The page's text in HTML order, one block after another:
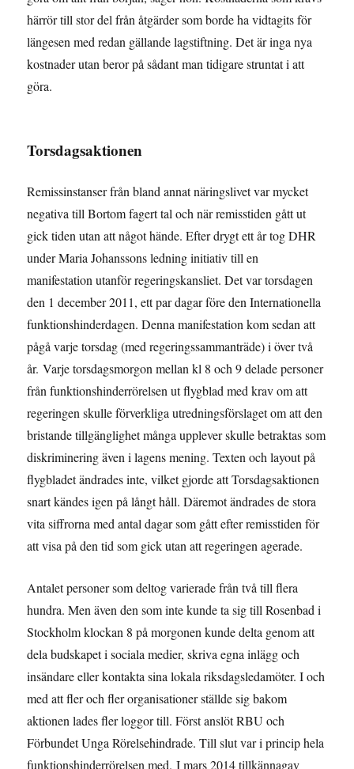
härrör till stor del från åtgärder som borde ha vidtagits för
längesen med redan gällande lagstiftning. Det är inga nya
kostnader utan beror på sådant man tidigare struntat i att
göra.
Torsdagsaktionen
Remissinstanser från bland annat näringslivet var mycket
negativa till Bortom fagert tal och när remisstiden gått ut
gick tiden utan att något hände. Efter drygt ett år tog DHR
under Maria Johanssons ledning initiativ till en
manifestation utanför regeringskansliet. Det var torsdagen
den 1 december 2011, ett par dagar före den Internationella
funktionshinderdagen. Denna manifestation kom sedan att
pågå varje torsdag (med regeringssammanträde) i över två
år. Varje torsdagsmorgon mellan kl 8 och 9 delade personer
från funktionshinderrörelsen ut flygblad med krav om att
regeringen skulle förverkliga utredningsförslaget om att den
bristande tillgänglighet många upplever skulle betraktas som
diskriminering även i lagens mening. Texten och layout på
flygbladet ändrades inte, vilket gjorde att Torsdagsaktionen
snart kändes igen på långt håll. Däremot ändrades de stora
vita siffrorna med antal dagar som gått efter remisstiden för
att visa på den tid som gick utan att regeringen agerade.
Antalet personer som deltog varierade från två till flera
hundra. Men även den som inte kunde ta sig till Rosenbad i
Stockholm klockan 8 på morgonen kunde delta genom att
dela budskapet i sociala medier, skriva egna inlägg och
insändare eller kontakta sina lokala riksdagsledamöter. I och
med att fler och fler organisationer ställde sig bakom
aktionen lades fler loggor till. Först anslöt RBU och
Förbundet Unga Rörelsehindrade. Till slut var i princip hela
funktionshinderrörelsen med. I mars 2014 tillkännagav